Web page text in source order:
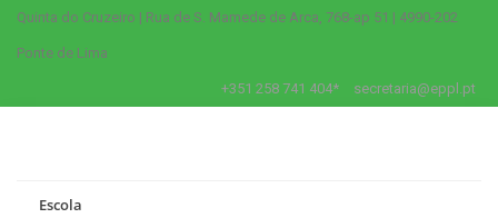
Quinta do Cruzeiro | Rua de S. Mamede de Arca, 768-ap 51 | 4990-202
Ponte de Lima
+351 258 741 404* secretaria@eppl.pt
Escola